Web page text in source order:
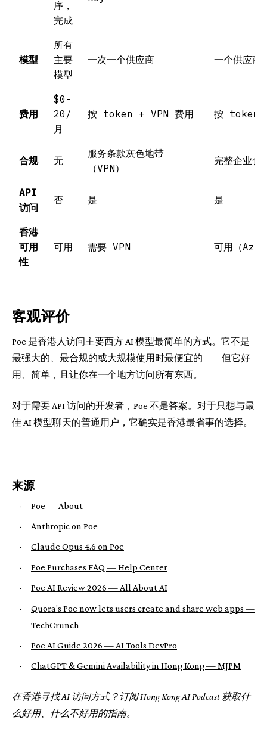
序，
完成
模型
所有
主要
模型
一次一个供应商 一个供应商
费用
$0-
20/
月
按 token + VPN 费用 按 token
合规 无
服务条款灰色地带
（VPN）
完整企业合
API
访问
否 是 是
香港
可用
性
可用 需要 VPN 可用（
客观评价
Poe 是香港人访问主要西方 AI 模型最简单的方式。它不是
最强大的、最合规的或大规模使用时最便宜的——但它好
用、简单，且让你在一个地方访问所有东西。
对于需要 API 访问的开发者，Poe 不是答案。对于只想与最
佳 AI 模型聊天的普通用户，它确实是香港最省事的选择。
来源
- Poe — About
- Anthropic on Poe
- Claude Opus 4.6 on Poe
- Poe Purchases FAQ — Help Center
- Poe AI Review 2026 — All About AI
-
Quora's Poe now lets users create and share web apps —
TechCrunch
- Poe AI Guide 2026 — AI Tools DevPro
- ChatGPT & Gemini Availability in Hong Kong — MJPM
在香港寻找 AI 访问方式？订阅 Hong Kong AI Podcast 获取什
么好用、什么不好用的指南。